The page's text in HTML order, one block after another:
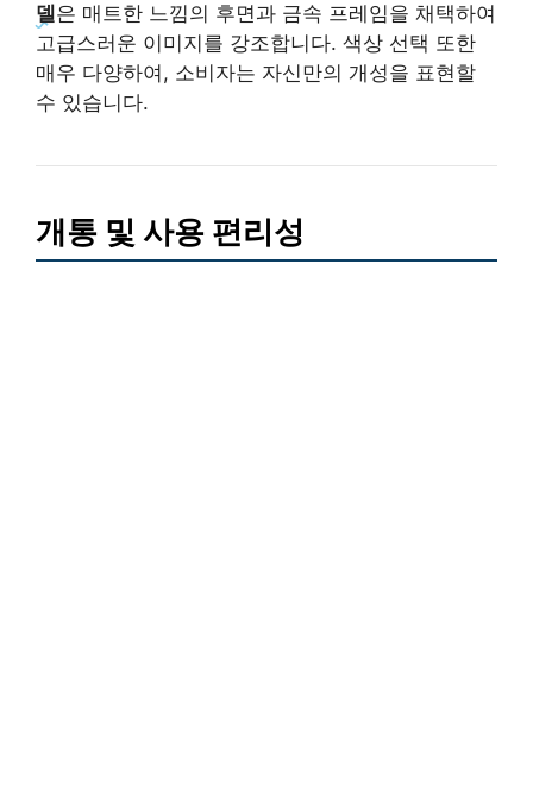
델은 매트한 느낌의 후면과 금속 프레임을 채택하여
고급스러운 이미지를 강조합니다. 색상 선택 또한
매우 다양하여, 소비자는 자신만의 개성을 표현할
수 있습니다.
개통 및 사용 편리성